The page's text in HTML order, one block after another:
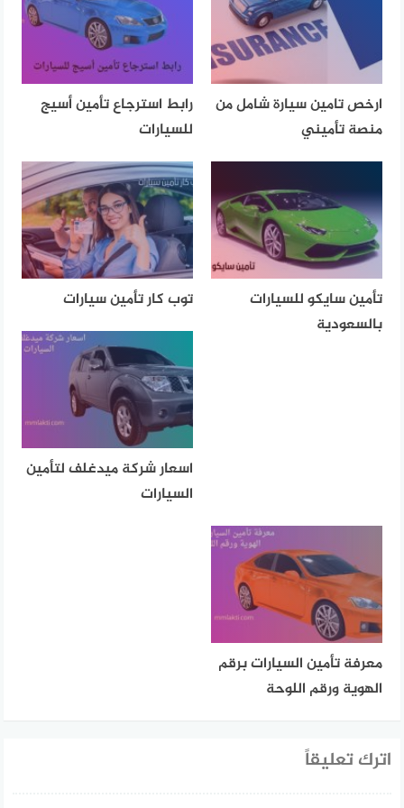
ارخص تامين سيارة شامل من
منصة تأميني
رابط استرجاع تأمين أسيج
للسيارات
تأمين سايكو للسيارات
بالسعودية
توب كار تأمين سيارات
اسعار شركة ميدغلف لتأمين
السيارات
معرفة تأمين السيارات برقم
الهوية ورقم اللوحة
اترك تعليقاً